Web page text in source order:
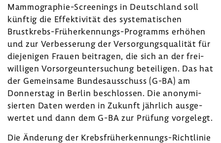
Mammographie-​Screenings in Deutsch­land soll
künftig die Effek­ti­vität des syste­ma­ti­schen
Brustkrebs-​Früherkennungs-Programms erhöhen
und zur Verbes­se­rung der Versor­gungs­qua­lität für
dieje­nigen Frauen beitragen, die sich an der frei­
wil­ligen Vorsor­ge­un­ter­su­chung betei­ligen. Das hat
der Gemein­same Bundes­aus­schuss (G-BA) am
Donnerstag in Berlin beschlossen. Die anony­mi­
sierten Daten werden in Zukunft jähr­lich ausge­
wertet und dann dem G-BA zur Prüfung vorge­legt.
Die Ände­rung der Krebsfrüherkennungs-​Richtlinie